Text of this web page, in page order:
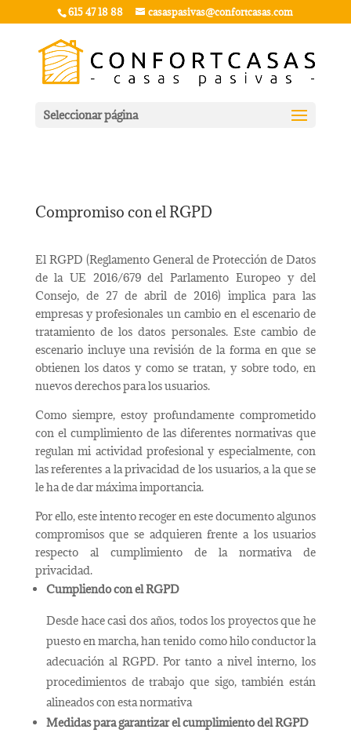
615 47 18 88 casaspasivas@confortcasas.com
Seleccionar página
Compromiso con el RGPD
El RGPD (Reglamento General de Protección de Datos
de la UE 2016/679 del Parlamento Europeo y del
Consejo, de 27 de abril de 2016) implica para las
empresas y profesionales un cambio en el escenario de
tratamiento de los datos personales. Este cambio de
escenario incluye una revisión de la forma en que se
obtienen los datos y como se tratan, y sobre todo, en
nuevos derechos para los usuarios.
Como siempre, estoy profundamente comprometido
con el cumplimiento de las diferentes normativas que
regulan mi actividad profesional y especialmente, con
las referentes a la privacidad de los usuarios, a la que se
le ha de dar máxima importancia.
Por ello, este intento recoger en este documento algunos
compromisos que se adquieren frente a los usuarios
respecto al cumplimiento de la normativa de
privacidad.
Cumpliendo con el RGPD
Desde hace casi dos años, todos los proyectos que he
puesto en marcha, han tenido como hilo conductor la
adecuación al RGPD. Por tanto a nivel interno, los
procedimientos de trabajo que sigo, también están
alineados con esta normativa
Medidas para garantizar el cumplimiento del RGPD